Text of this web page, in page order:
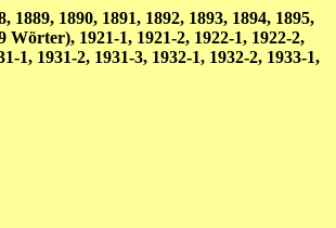
1890, 1891, 1892, 1893, 1894, 1895,
Wörter), 1921-1, 1921-2, 1922-1, 1922-2,
1, 1931-2, 1931-3, 1932-1, 1932-2, 1933-1,